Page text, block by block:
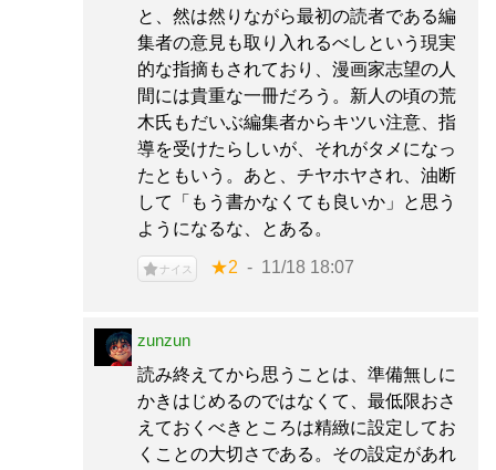
と、然は然りながら最初の読者である編
集者の意見も取り入れるべしという現実
的な指摘もされており、漫画家志望の人
間には貴重な一冊だろう。新人の頃の荒
木氏もだいぶ編集者からキツい注意、指
導を受けたらしいが、それがタメになっ
たともいう。あと、チヤホヤされ、油断
して「もう書かなくても良いか」と思う
ようになるな、とある。
ナイス ★2 11/18 18:07
zunzun
読み終えてから思うことは、準備無しに
かきはじめるのではなくて、最低限おさ
えておくべきところは精緻に設定してお
くことの大切さである。その設定があれ